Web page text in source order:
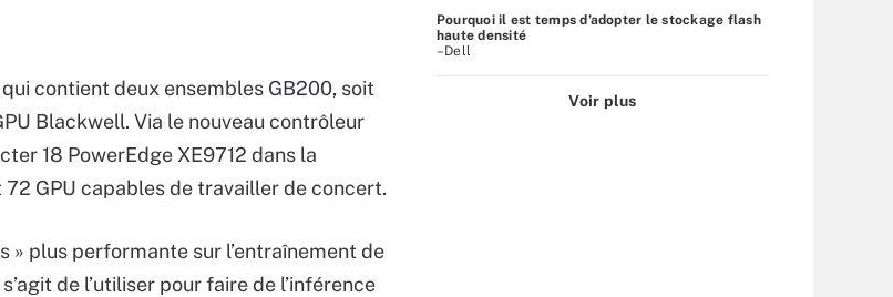
contient deux ensembles GB200, soit
Blackwell. Via le nouveau contrôleur
18 PowerEdge XE9712 dans la
GPU capables de travailler de concert.
» plus performante sur l’entraînement de
de l’utiliser pour faire de l’inférence
Pourquoi il est temps d’adopter le stockage flash
haute densité
–Dell
Voir plus